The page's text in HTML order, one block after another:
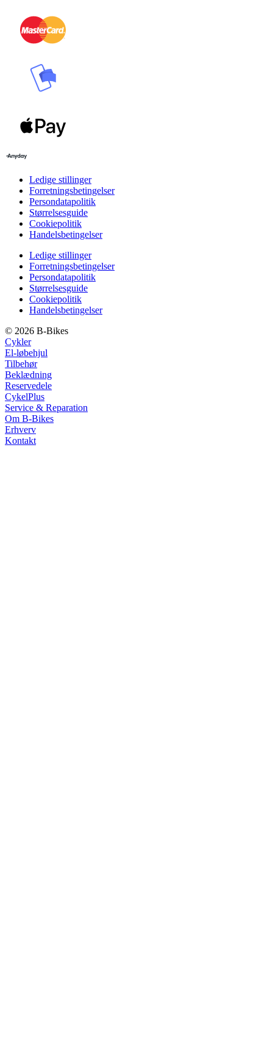
Ledige stillinger
Forretningsbetingelser
Persondatapolitik
Størrelsesguide
Cookiepolitik
Handelsbetingelser
Ledige stillinger
Forretningsbetingelser
Persondatapolitik
Størrelsesguide
Cookiepolitik
Handelsbetingelser
© 2026 B-Bikes
Cykler
El-løbehjul
Tilbehør
Beklædning
Reservedele
CykelPlus
Service & Reparation
Om B-Bikes
Erhverv
Kontakt